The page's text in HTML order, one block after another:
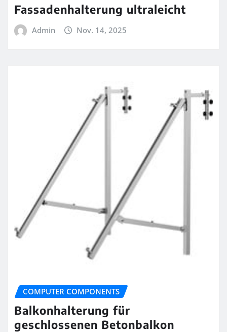
Fassadenhalterung ultraleicht
Admin Nov. 14, 2025
COMPUTER COMPONENTS
Balkonhalterung für
geschlossenen Betonbalkon